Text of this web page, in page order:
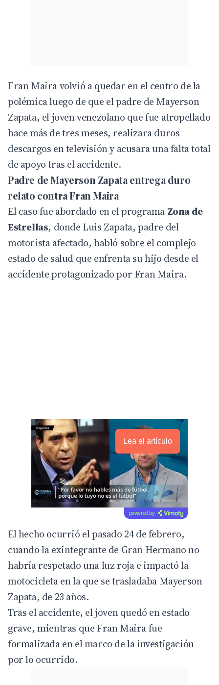
Fran Maira volvió a quedar en el centro de la
polémica luego de que el padre de Mayerson
Zapata, el joven venezolano que fue atropellado
hace más de tres meses, realizara duros
descargos en televisión y acusara una falta total
de apoyo tras el accidente.
Padre de Mayerson Zapata entrega duro
relato contra Fran Maira
El caso fue abordado en el programa Zona de
Estrellas, donde Luis Zapata, padre del
motorista afectado, habló sobre el complejo
estado de salud que enfrenta su hijo desde el
accidente protagonizado por Fran Maira.
Lea el artículo
powered by
El hecho ocurrió el pasado 24 de febrero,
cuando la exintegrante de Gran Hermano no
habría respetado una luz roja e impactó la
motocicleta en la que se trasladaba Mayerson
Zapata, de 23 años.
Tras el accidente, el joven quedó en estado
grave, mientras que Fran Maira fue
formalizada en el marco de la investigación
por lo ocurrido.